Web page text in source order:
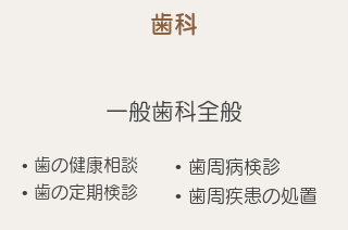
歯科
一般歯科全般
• 歯の健康相談
• 歯の定期検診
• 歯周病検診
• 歯周疾患の処置